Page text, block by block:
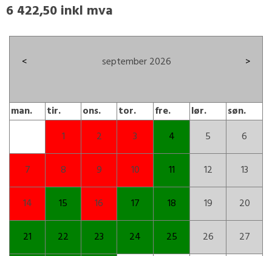
6 422,50 inkl mva
< september 2026 >
man. tir. ons. tor. fre. lør.
søn.
1
2 3 4 5 6
7 8 9 10 11 12 13
14 15 16 17 18 19 20
21 22 23 24 25 26 27